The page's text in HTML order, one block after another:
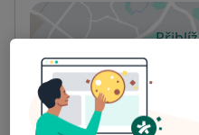
Dostupnost
Na této adrese online
Co mám v takové situaci